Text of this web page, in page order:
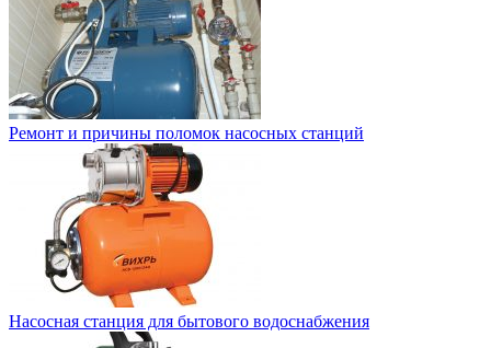
Ремонт и причины поломок насосных станций
Насосная станция для бытового водоснабжения